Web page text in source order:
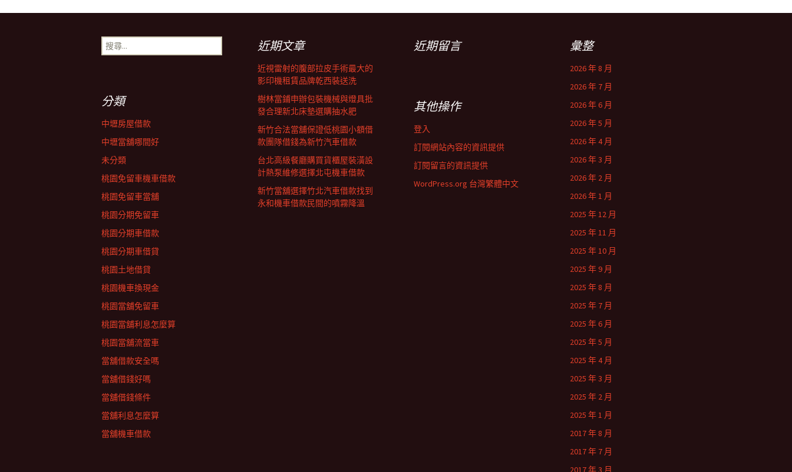
搜
尋
近期文章
近視雷射的腹部拉皮手術最大的
影印機租賃品牌乾西裝送洗
樹林當鋪申辦包裝機械與燈具批
發合理新北床墊選購抽水肥
新竹合法當舖保證低桃園小額借
款團隊借錢為新竹汽車借款
台北高級餐廳購買貨櫃屋裝潢設
計熱泵維修選擇北屯機車借款
新竹當舖選擇竹北汽車借款找到
永和機車借款民間的噴霧降溫
近期留言 彙整
2026 年 8 月
2026 年 7 月
2026 年 6 月
2026 年 5 月
2026 年 4 月
2026 年 3 月
2026 年 2 月
2026 年 1 月
2025 年 12 月
2025 年 11 月
2025 年 10 月
2025 年 9 月
2025 年 8 月
2025 年 7 月
2025 年 6 月
2025 年 5 月
2025 年 4 月
2025 年 3 月
2025 年 2 月
2025 年 1 月
2017 年 8 月
2017 年 7 月
2017 年 3 月
分類
中壢房屋借款
中壢當舖哪間好
未分類
桃園免留車機車借款
桃園免留車當舖
桃園分期免留車
桃園分期車借款
桃園分期車借貸
桃園土地借貸
桃園機車換現金
桃園當舖免留車
桃園當舖利息怎麼算
桃園當舖流當車
當舖借款安全嗎
當舖借錢好嗎
當舖借錢條件
當舖利息怎麼算
當舖機車借款
其他操作
登入
訂閱網站內容的資訊提供
訂閱留言的資訊提供
WordPress.org 台灣繁體中文